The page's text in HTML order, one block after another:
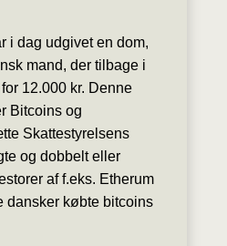
i dag udgivet en dom,
mand, der tilbage i
12.000 kr. Denne
Bitcoins og
Skattestyrelsens
og dobbelt eller
af f.eks. Etherum
dansker købte bitcoins